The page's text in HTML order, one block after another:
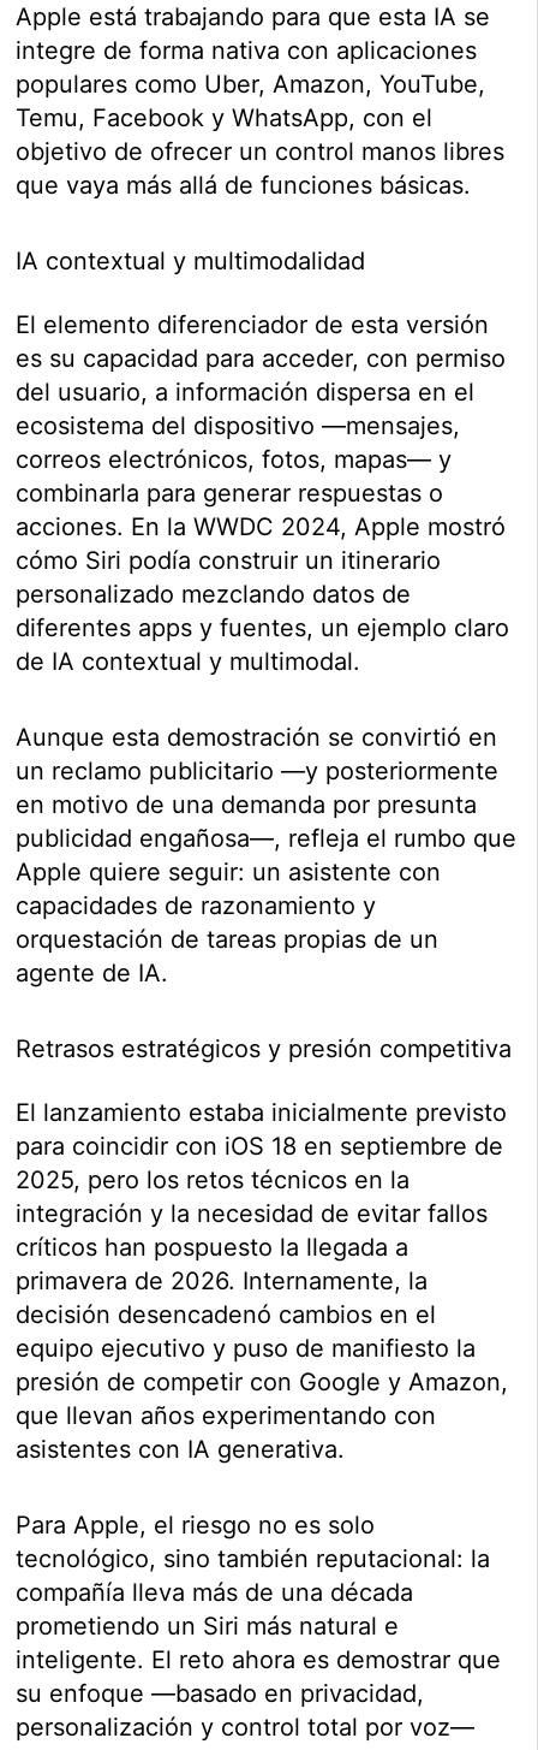
Apple está trabajando para que esta IA se
integre de forma nativa con aplicaciones
populares como Uber, Amazon, YouTube,
Temu, Facebook y WhatsApp, con el
objetivo de ofrecer un control manos libres
que vaya más allá de funciones básicas.
IA contextual y multimodalidad
El elemento diferenciador de esta versión
es su capacidad para acceder, con permiso
del usuario, a información dispersa en el
ecosistema del dispositivo —mensajes,
correos electrónicos, fotos, mapas— y
combinarla para generar respuestas o
acciones. En la WWDC 2024, Apple mostró
cómo Siri podía construir un itinerario
personalizado mezclando datos de
diferentes apps y fuentes, un ejemplo claro
de IA contextual y multimodal.
Aunque esta demostración se convirtió en
un reclamo publicitario —y posteriormente
en motivo de una demanda por presunta
publicidad engañosa—, refleja el rumbo que
Apple quiere seguir: un asistente con
capacidades de razonamiento y
orquestación de tareas propias de un
agente de IA.
Retrasos estratégicos y presión competitiva
El lanzamiento estaba inicialmente previsto
para coincidir con iOS 18 en septiembre de
2025, pero los retos técnicos en la
integración y la necesidad de evitar fallos
críticos han pospuesto la llegada a
primavera de 2026. Internamente, la
decisión desencadenó cambios en el
equipo ejecutivo y puso de manifiesto la
presión de competir con Google y Amazon,
que llevan años experimentando con
asistentes con IA generativa.
Para Apple, el riesgo no es solo
tecnológico, sino también reputacional: la
compañía lleva más de una década
prometiendo un Siri más natural e
inteligente. El reto ahora es demostrar que
su enfoque —basado en privacidad,
personalización y control total por voz—